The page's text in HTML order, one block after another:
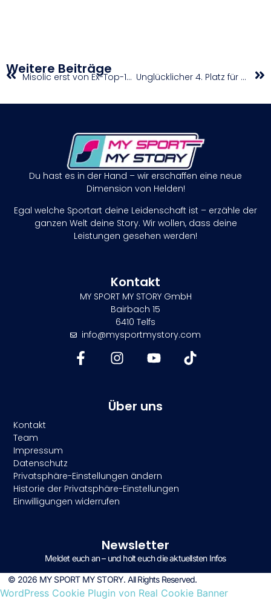
Weitere Beiträge Misolic erst von Ex-Top-10-Mann gestoppt Unglücklicher 4. Platz für Mädchen U16
Du hast es in der Hand – wir erschaffen eine neue
Dimension von Helden!
Egal welche Sportart deine Leidenschaft ist – erzähle der
ganzen Welt deine Story. Wir wollen, dass deine
Leistungen gesehen werden!
Kontakt
MY SPORT MY STORY GmbH
Bairbach 15
6410 Telfs
info@mysportmystory.com
Über uns
Kontakt
Team
Impressum
Datenschutz
Privatsphäre-Einstellungen ändern
Historie der Privatsphäre-Einstellungen
Einwilligungen widerrufen
Newsletter
Meldet euch an – und holt euch die aktuellsten Infos
© 2026 MY SPORT MY STORY. All Rights Reserved.
WordPress Cookie Plugin von Real Cookie Banner